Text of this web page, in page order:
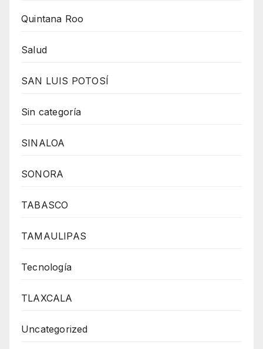
Quintana Roo
Salud
SAN LUIS POTOSÍ
Sin categoría
SINALOA
SONORA
TABASCO
TAMAULIPAS
Tecnología
TLAXCALA
Uncategorized